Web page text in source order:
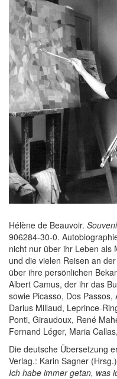
Hélène de Beauvoir.
906284-30-0.
nicht nur über ihr Leben als
und die vielen Reisen an
über ihre persönlichen
Albert Camus, der ihr das
sowie Picasso, Dos
Darius Millaud, Leprince-
Ponti, Giraudoux, René
Fernand Léger, Maria
Die deutsche Übersetzung
Verlag.: Karin Sagner
Ich habe immer getan, was